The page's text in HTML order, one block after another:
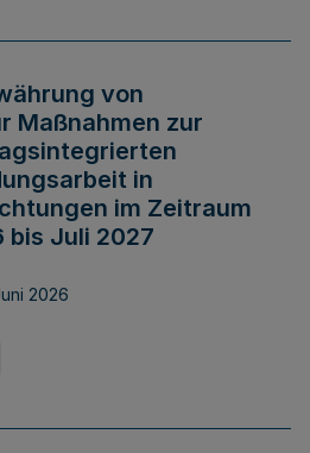
von
Maßnahmen zur
in
im Zeitraum
bis Juli 2027
2026